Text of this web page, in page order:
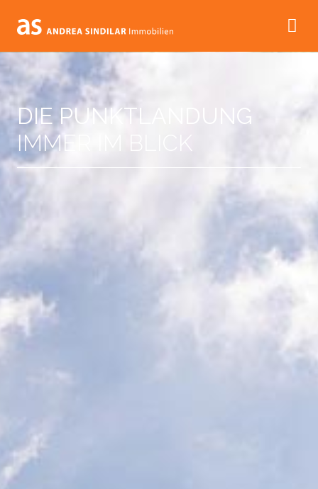
DIE PUNKTLANDUNG
IMMER IM BLICK